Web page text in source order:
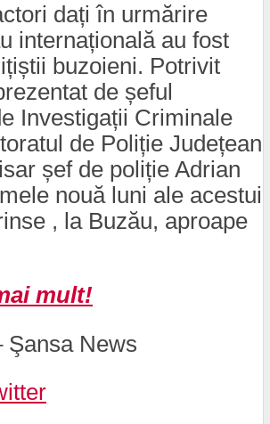
dați în urmărire
internațională au fost
buzoieni. Potrivit
de șeful
Investigații Criminale
de Poliție Județean
șef de poliție Adrian
nouă luni ale acestui
, la Buzău, aproape
mult!
Şansa News